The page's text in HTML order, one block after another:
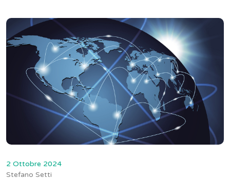
2 Ottobre 2024
Stefano Setti